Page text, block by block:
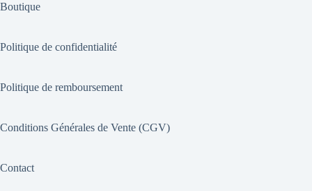
Boutique
Politique de confidentialité
Politique de remboursement
Conditions Générales de Vente (CGV)
Contact